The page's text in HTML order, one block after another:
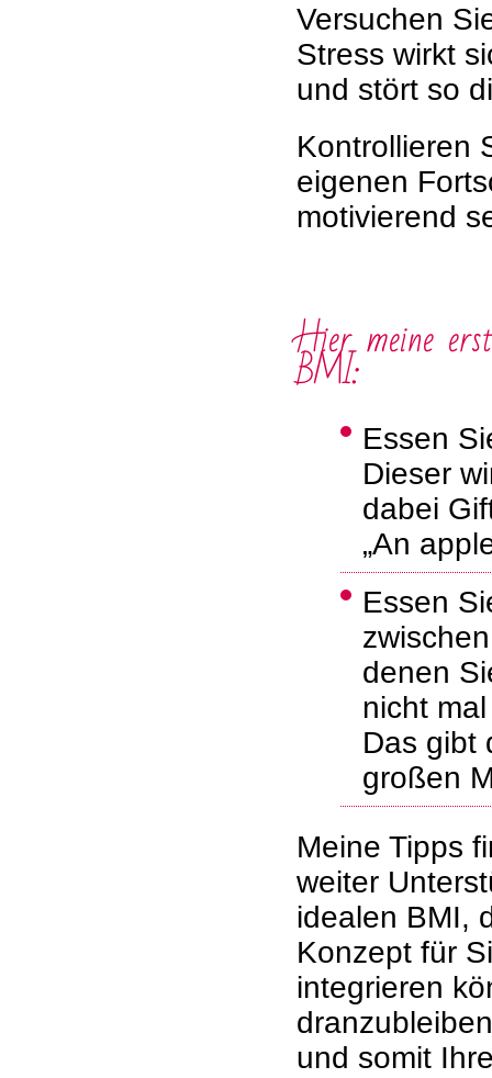
Versuchen
Stress wirkt
und stört so
Kontrollieren
eigenen
motivierend
Hier meine
BMI:
Essen
Dieser
dabei
„An
Essen
denen
nicht
Das gibt
großen
Meine Tipps
weiter
idealen BMI,
Konzept für
integrieren
und somit